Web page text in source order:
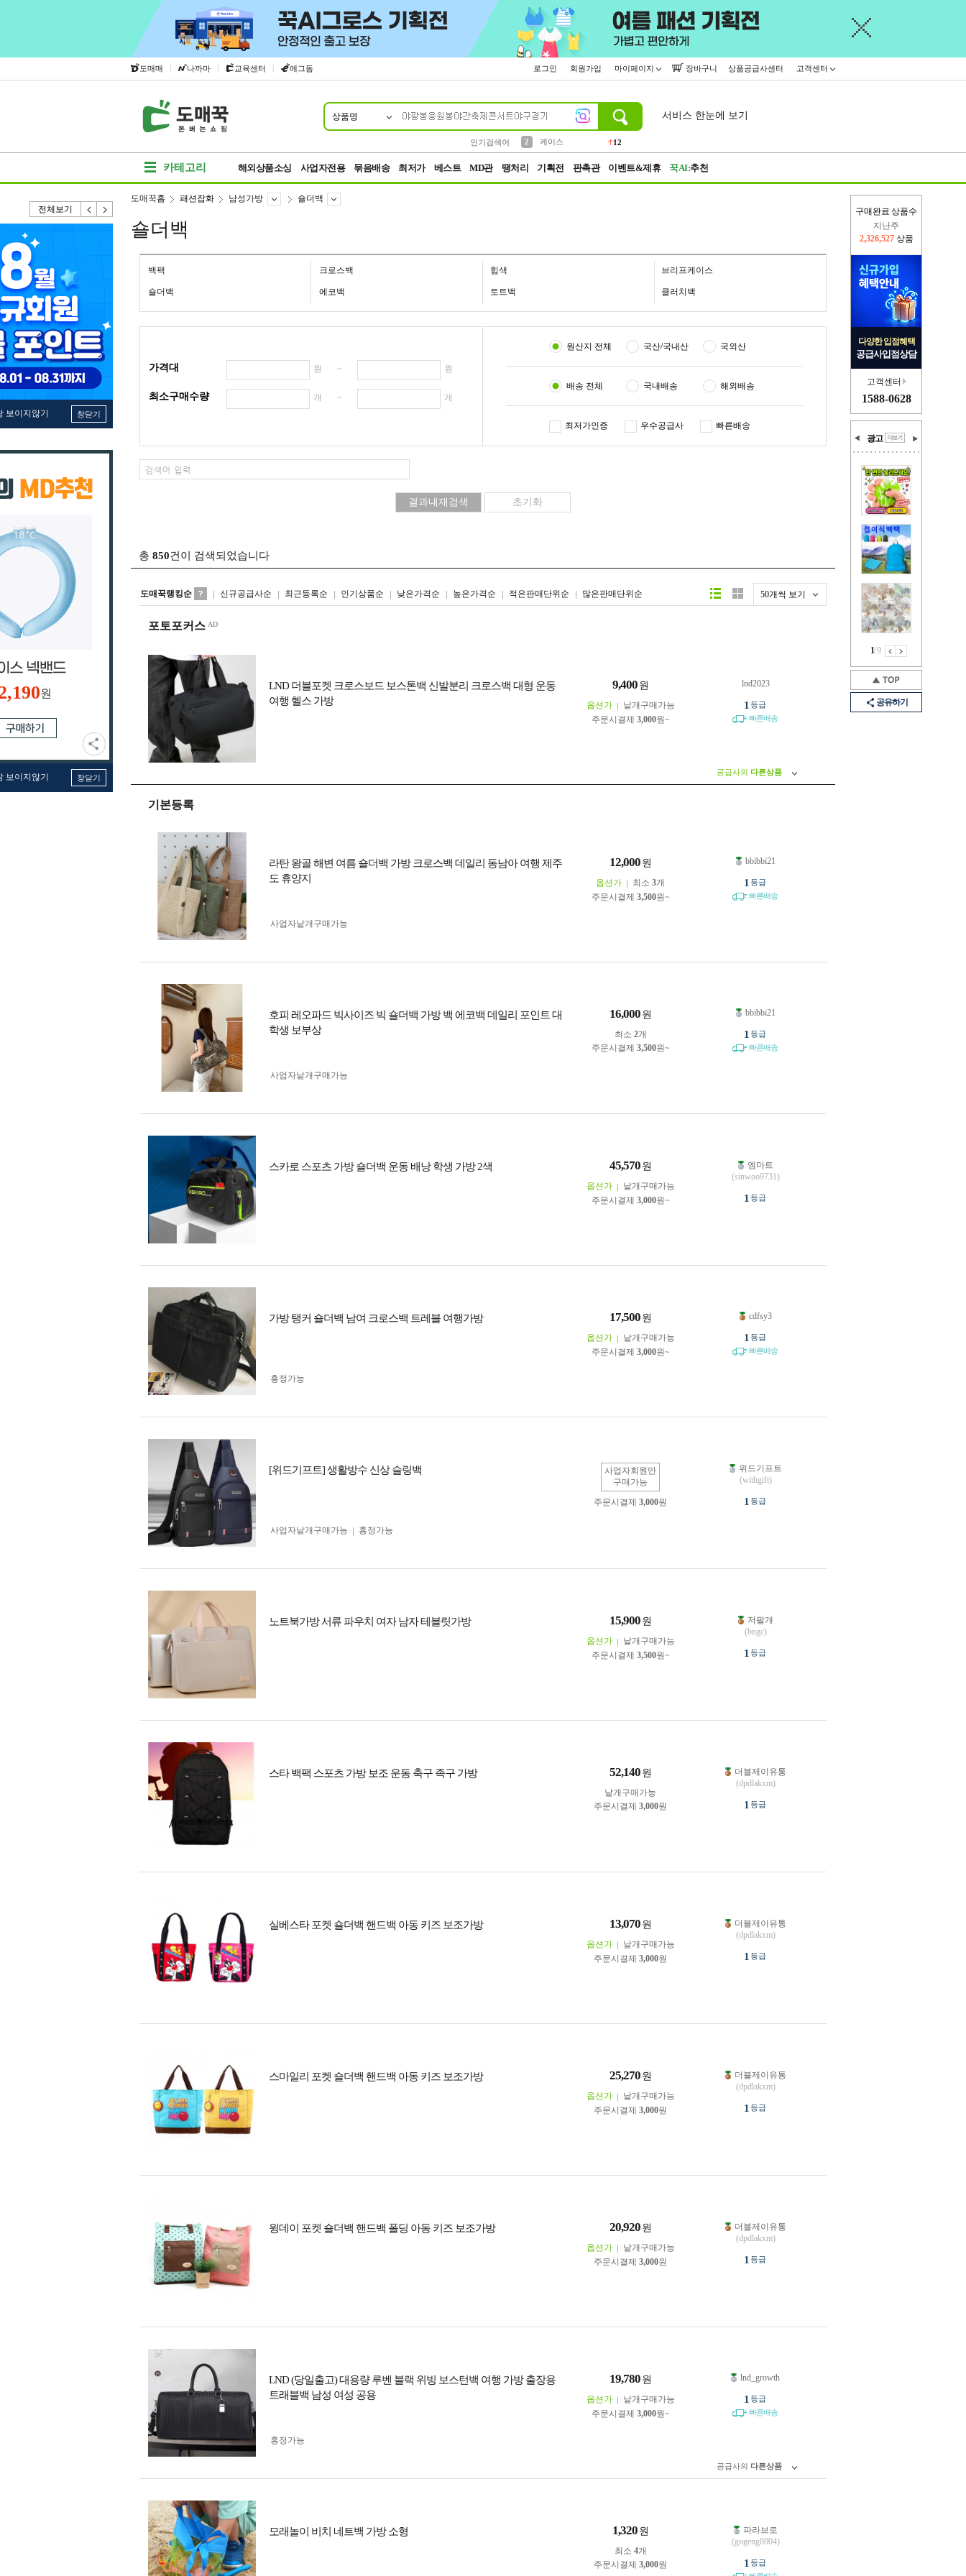
도매매 | 나까마 | 교육센터 | 에그돔 로그인 회원가입 마이페이지 장바구니 상품공급사센터 고객센터
상품명
인기검색어
2
케이스
12
서비스 한눈에 보기
카테고리 해외상품소싱 사업자전용 묶음배송 최저가 베스트 MD관 땡처리 기획전 판촉관 이벤트&제휴 꾹AI:추천
전체보기
보이지않기 창닫기
원
보이지않기 창닫기
구매완료 상품수
지난주
2,326,527 상품
이번주
다양한 입점혜택
공급사입점상담
고객센터
1588-0628
광고
1/9
공유하기
도매꾹홈 패션잡화 남성가방 숄더백
숄더백
백팩 크로스백 힙색 브리프케이스
숄더백 에코백 토트백 클러치백
가격대 원 ~ 원
최소구매수량 개 ~ 개
원산지 전체 국산/국내산 국외산
배송 전체 국내배송 해외배송
최저가인증 우수공급사 빠른배송
총 850건이 검색되었습니다
도매꾹랭킹순 신규공급사순 최근등록순 인기상품순 낮은가격순 높은가격순 적은판매단위순 많은판매단위순 50개씩 보기
리스트형갤러리형
포토포커스
LND 더블포켓 크로스보드 보스톤백 신발분리 크로스백 대형 운동
여행 헬스 가방
9,400 원
옵션가
낱개구매가능
주문시결제 3,000원~
lnd2023
1 등급
빠른배송
공급사의 다른상품
기본등록
라탄 왕골 해변 여름 숄더백 가방 크로스백 데일리 동남아 여행 제주
도 휴양지
12,000 원
옵션가 최소 3개
주문시결제 3,500원~
사업자 낱개구매가능
bbibbi21
1 등급
빠른배송
호피 레오파드 빅사이즈 빅 숄더백 가방 백 에코백 데일리 포인트 대
학생 보부상
16,000 원
최소 2개
주문시결제 3,500원~
사업자 낱개구매가능
bbibbi21
1 등급
빠른배송
스카로 스포츠 가방 숄더백 운동 배낭 학생 가방 2색 45,570 원
옵션가
낱개구매가능
주문시결제 3,000원~
엠마트
(sinwoo9731)
1 등급
가방 탱커 숄더백 남여 크로스백 트레블 여행가방 17,500 원
옵션가
낱개구매가능
주문시결제 3,000원~
흥정가능
cdfsy3
1 등급
빠른배송
[위드기프트] 생활방수 신상 슬링백
사업자회원만
구매가능
주문시결제 3,000원
사업자 낱개구매가능 흥정가능
위드기프트
(withgift)
1 등급
노트북가방 서류 파우치 여자 남자 테블릿가방 15,900 원
옵션가
낱개구매가능
주문시결제 3,500원~
저팔개
(bngc)
1 등급
스타 백팩 스포츠 가방 보조 운동 축구 족구 가방 52,140 원
낱개구매가능
주문시결제 3,000원
더블제이유통
(dpdlakxm)
1 등급
실베스타 포켓 숄더백 핸드백 아동 키즈 보조가방 13,070 원
옵션가
낱개구매가능
주문시결제 3,000원
더블제이유통
(dpdlakxm)
1 등급
스마일리 포켓 숄더백 핸드백 아동 키즈 보조가방 25,270 원
옵션가
낱개구매가능
주문시결제 3,000원
더블제이유통
(dpdlakxm)
1 등급
윙데이 포켓 숄더백 핸드백 폴딩 아동 키즈 보조가방 20,920 원
옵션가
낱개구매가능
주문시결제 3,000원
더블제이유통
(dpdlakxm)
1 등급
LND (당일출고) 대용량 루벤 블랙 위빙 보스턴백 여행 가방 출장용
트래블백 남성 여성 공용
19,780 원
옵션가
낱개구매가능
주문시결제 3,000원~
흥정가능
lnd_growth
1 등급
빠른배송
공급사의 다른상품
모래놀이 비치 네트백 가방 소형 1,320 원
최소 4개
주문시결제 3,000원
파라브로
(gogeng8004)
1 등급